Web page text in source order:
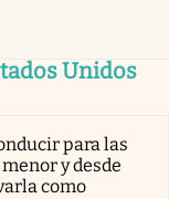
Unidos
para las
y desde
como